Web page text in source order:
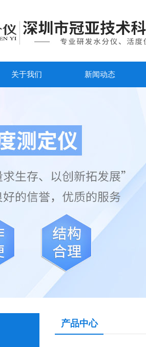
关于我们 新闻动态
产品中心